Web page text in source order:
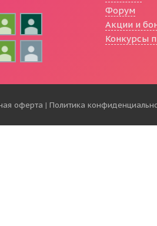
Форум
Акции и
Конкурсы
оферта | Политика